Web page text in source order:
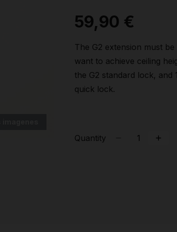
59,90 €
The G2 extension must
want to achieve ceiling
the G2 standard lock,
quick lock.
Quantity